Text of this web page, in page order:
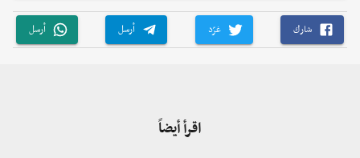
شارك غرّد أرسل أرسل
اقرأ أيضاً